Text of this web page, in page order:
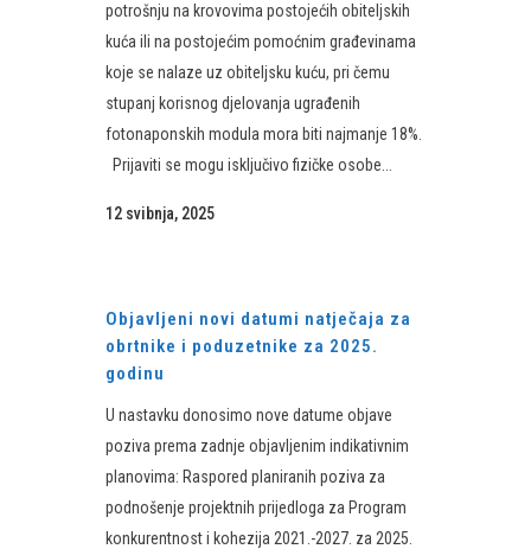
potrošnju na krovovima postojećih obiteljskih
kuća ili na postojećim pomoćnim građevinama
koje se nalaze uz obiteljsku kuću, pri čemu
stupanj korisnog djelovanja ugrađenih
fotonaponskih modula mora biti najmanje 18%.
Prijaviti se mogu isključivo fizičke osobe...
12 svibnja, 2025
Objavljeni novi datumi natječaja za
obrtnike i poduzetnike za 2025.
godinu
U nastavku donosimo nove datume objave
poziva prema zadnje objavljenim indikativnim
planovima: Raspored planiranih poziva za
podnošenje projektnih prijedloga za Program
konkurentnost i kohezija 2021.-2027. za 2025.